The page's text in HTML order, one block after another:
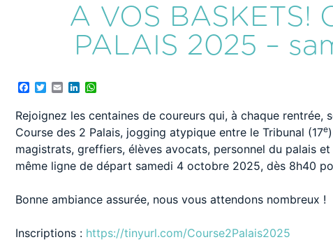
A VOS BASKETS!
PALAIS 2025 –
Facebook
TwitterEmailLinkedIn
Rejoignez les centaines de coureurs qui, à chaque
Course des 2 Palais, jogging atypique entre le Tribunal (17e
magistrats, greffiers, élèves avocats, personnel du palais
même ligne de départ samedi 4 octobre 2025, dès 8h40
Bonne ambiance assurée, nous vous attendons nombreux !
Inscriptions : https://tinyurl.com/Course2Palais2025